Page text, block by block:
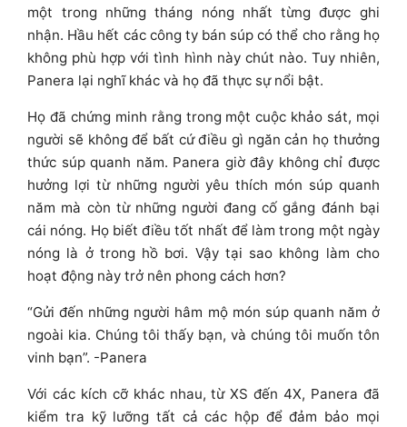
một trong những tháng nóng nhất từng được ghi
nhận. Hầu hết các công ty bán súp có thể cho rằng họ
không phù hợp với tình hình này chút nào. Tuy nhiên,
Panera lại nghĩ khác và họ đã thực sự nổi bật.
Họ đã chứng minh rằng trong một cuộc khảo sát, mọi
người sẽ không để bất cứ điều gì ngăn cản họ thưởng
thức súp quanh năm. Panera giờ đây không chỉ được
hưởng lợi từ những người yêu thích món súp quanh
năm mà còn từ những người đang cố gắng đánh bại
cái nóng. Họ biết điều tốt nhất để làm trong một ngày
nóng là ở trong hồ bơi. Vậy tại sao không làm cho
hoạt động này trở nên phong cách hơn?
“Gửi đến những người hâm mộ món súp quanh năm ở
ngoài kia. Chúng tôi thấy bạn, và chúng tôi muốn tôn
vinh bạn”. -Panera
Với các kích cỡ khác nhau, từ XS đến 4X, Panera đã
kiểm tra kỹ lưỡng tất cả các hộp để đảm bảo mọi